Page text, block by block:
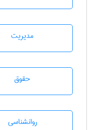
مديريت
حقوق
روانشناسی